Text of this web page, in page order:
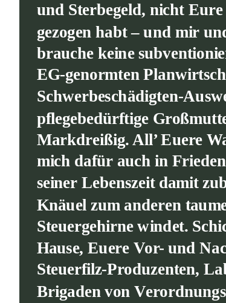
und Sterbegeld, nicht
gezogen habt – und mir
brauche keine
EG-genormten
Schwerbeschädigten-
pflegebedürftige
Markdreißig. All’ Euere
mich dafür auch in
seiner Lebenszeit damit
Knäuel zum anderen
Steuergehirne windet.
Hause, Euere Vor- und
Steuerfilz-Produzenten,
Brigaden von